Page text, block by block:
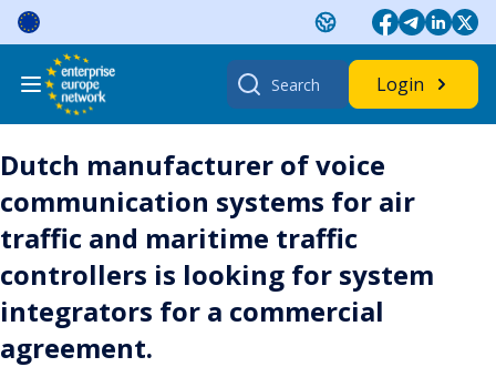
Skip
content
Search
for:
Login
Dutch manufacturer of voice
communication systems for air
traffic and maritime traffic
controllers is looking for system
integrators for a commercial
agreement.